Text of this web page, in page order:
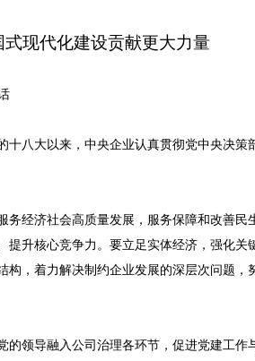
现代化建设贡献更大力量
八大以来，中央企业认真贯彻党中央决策
经济社会高质量发展，服务保障和改善民
升核心竞争力。要立足实体经济，强化关
，着力解决制约企业发展的深层次问题，
领导融入公司治理各环节，促进党建工作